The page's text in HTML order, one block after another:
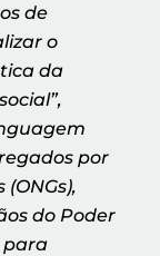
de
o
da
por
do Poder
para